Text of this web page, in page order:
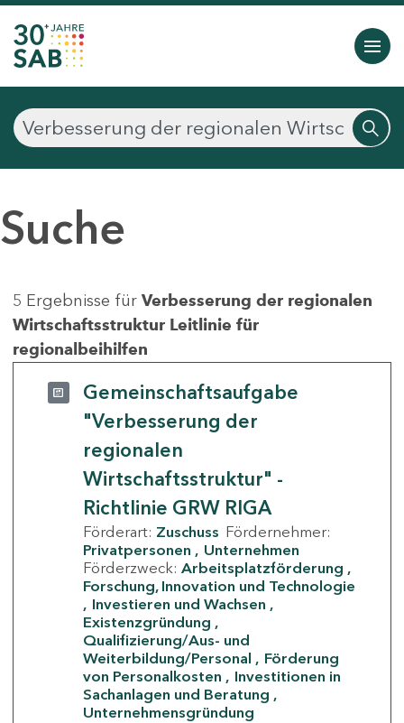
Suche
5 Ergebnisse für Verbesserung der regionalen
Wirtschaftsstruktur Leitlinie für
regionalbeihilfen
Gemeinschaftsaufgabe
"Verbesserung der
regionalen
Wirtschaftsstruktur" -
Richtlinie GRW RIGA
Förderart: Zuschuss Fördernehmer:
Privatpersonen
Unternehmen
Förderzweck: Arbeitsplatzförderung
Forschung, Innovation und Technologie
Investieren und Wachsen
Existenzgründung
Qualifizierung/Aus- und
Weiterbildung/Personal
Förderung
von Personalkosten
Investitionen in
Sachanlagen und Beratung
Unternehmensgründung